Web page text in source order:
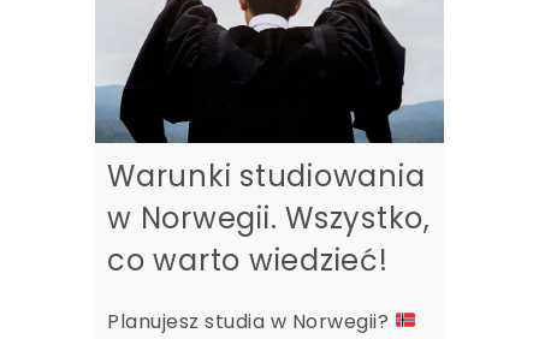
Warunki studiowania
w Norwegii. Wszystko,
co warto wiedzieć!
Planujesz studia w Norwegii?